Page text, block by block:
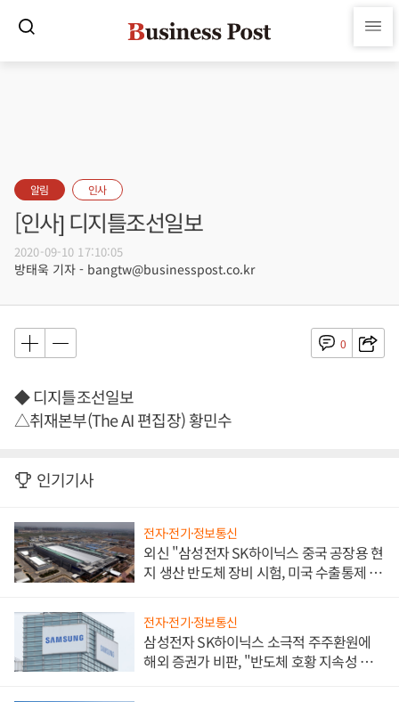
알림 인사
[인사] 디지틀조선일보
2020-09-10 17:10:05
방태욱 기자 - bangtw@businesspost.co.kr
0
◆ 디지틀조선일보
△취재본부(The AI 편집장) 황민수
인기기사
전자·전기·정보통신
외신 "삼성전자 SK하이닉스 중국 공장용 현
지 생산 반도체 장비 시험, 미국 수출통제 대
전자·전기·정보통신
삼성전자 SK하이닉스 소극적 주주환원에
해외 증권가 비판, "반도체 호황 지속성 의